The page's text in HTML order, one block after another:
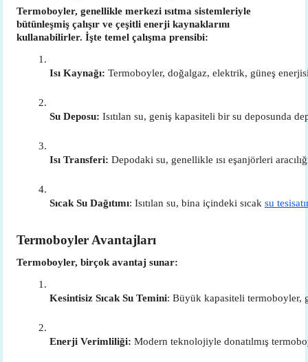
Termoboyler, genellikle merkezi ısıtma sistemleriyle
bütünleşmiş çalışır ve çeşitli enerji kaynaklarını
kullanabilirler. İşte temel çalışma prensibi:
Isı Kaynağı: Termoboyler, doğalgaz, elektrik, güneş
Su Deposu: Isıtılan su, geniş kapasiteli bir su deposunda
Isı Transferi: Depodaki su, genellikle ısı eşanjörleri
Sıcak Su Dağıtımı: Isıtılan su, bina içindeki sıcak su
Termoboyler Avantajları
Termoboyler, birçok avantaj sunar:
Kesintisiz Sıcak Su Temini: Büyük kapasiteli termoboyler,
Enerji Verimliliği: Modern teknolojiyle donatılmış